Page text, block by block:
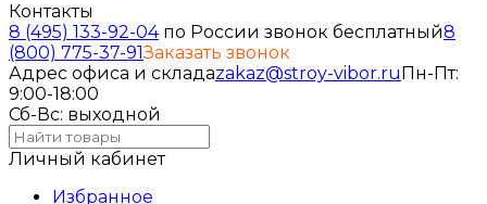
Контакты
8 (495) 133-92-04по России звонок бесплатный8
(800) 775-37-91Заказать звонок
Адрес офиса и складаzakaz@stroy-vibor.ruПн-Пт:
9:00-18:00
Сб-Вс: выходной
Личный кабинет
Избранное